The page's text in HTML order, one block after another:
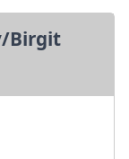
Birgit